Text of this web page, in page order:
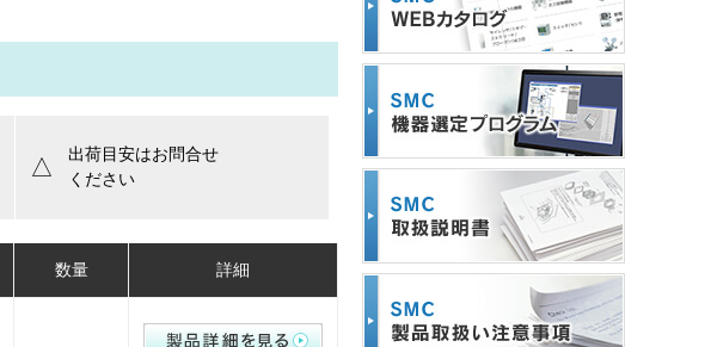
△
出荷目安はお問合せ
ください
数量 詳細